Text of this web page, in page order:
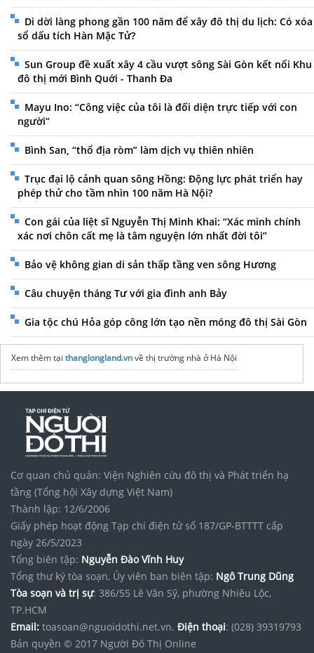
Di dời làng phong gần 100 năm để xây đô thị du lịch: Có xóa
sổ dấu tích Hàn Mặc Tử?
Sun Group đề xuất xây 4 cầu vượt sông Sài Gòn kết nối Khu
đô thị mới Bình Quới - Thanh Đa
Mayu Ino: “Công việc của tôi là đối diện trực tiếp với con
người”
Bình San, “thổ địa ròm” làm dịch vụ thiên nhiên
Trục đại lộ cảnh quan sông Hồng: Động lực phát triển hay
phép thử cho tầm nhìn 100 năm Hà Nội?
Con gái của liệt sĩ Nguyễn Thị Minh Khai: “Xác minh chính
xác nơi chôn cất mẹ là tâm nguyện lớn nhất đời tôi”
Bảo vệ không gian di sản thấp tầng ven sông Hương
Câu chuyện tháng Tư với gia đình anh Bảy
Gia tộc chú Hỏa góp công lớn tạo nền móng đô thị Sài Gòn
Xem thêm tại thanglongland.vnvề thị trường nhà ở Hà Nội
Cơ quan chủ quản: Viện Nghiên cứu đô thị và Phát triển hạ
tầng (Tổng hội Xây dựng Việt Nam)
Thành lập: 12/6/2006
Giấy phép hoạt động Tạp chí điện tử số 187/GP-BTTTT cấp
ngày 26/5/2023
Tổng biên tập: Nguyễn Đào Vĩnh Huy
Tổng thư ký tòa soạn, Ủy viên ban biên tập: Ngô Trung Dũng
Tòa soạn và trị sự: 386/55 Lê Văn Sỹ, phường Nhiêu Lộc,
TP.HCM
Email: toasoan@nguoidothi.net.vn. Điện thoại: (028) 39319793
Bản quyền © 2017 Người Đô Thị Online